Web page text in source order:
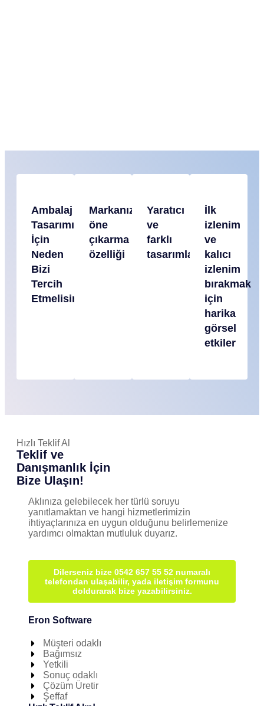
Ambalaj
Tasarımı
İçin
Neden
Bizi
Tercih
Etmelisiniz?
Markanızı
öne
çıkarma
özelliği
Yaratıcı
ve
farklı
tasarımlar
İlk
izlenim
ve
kalıcı
izlenim
bırakmak
için
harika
görsel
etkiler
Hızlı Teklif Al
Teklif ve
Danışmanlık İçin
Bize Ulaşın!
Aklınıza gelebilecek her türlü soruyu
yanıtlamaktan ve hangi hizmetlerimizin
ihtiyaçlarınıza en uygun olduğunu belirlemenize
yardımcı olmaktan mutluluk duyarız.
Dilerseniz bize 0542 657 55 52 numaralı
telefondan ulaşabilir, yada iletişim formunu
doldurarak bize yazabilirsiniz.
Eron Software
Müşteri odaklı
Bağımsız
Yetkili
Sonuç odaklı
Çözüm Üretir
Şeffaf